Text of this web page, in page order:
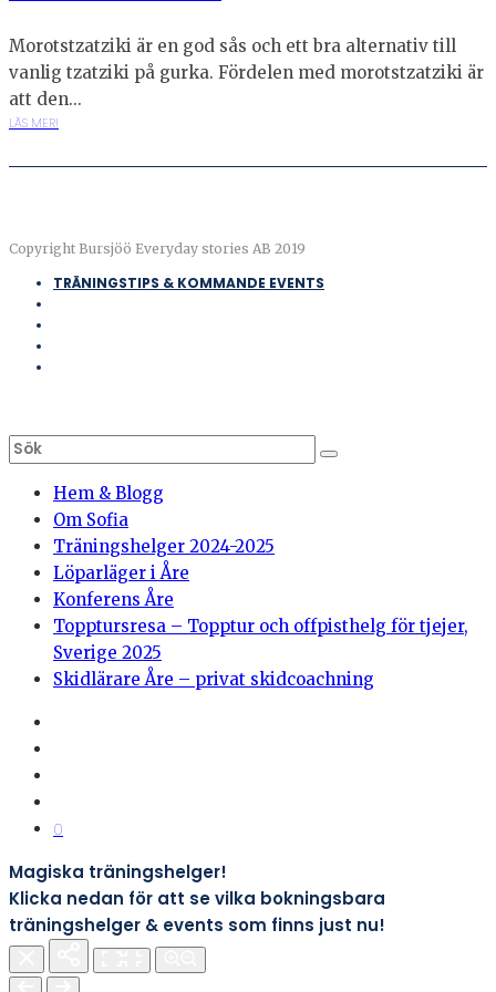
Morotstzatziki är en god sås och ett bra alternativ till
vanlig tzatziki på gurka. Fördelen med morotstzatziki är
att den...
LÄS MER!
Copyright Bursjöö Everyday stories AB 2019
TRÄNINGSTIPS & KOMMANDE EVENTS
Hem & Blogg
Om Sofia
Träningshelger 2024-2025
Löparläger i Åre
Konferens Åre
Topptursresa – Topptur och offpisthelg för tjejer,
Sverige 2025
Skidlärare Åre – privat skidcoachning
0
Magiska träningshelger!
Klicka nedan för att se vilka bokningsbara
träningshelger & events som finns just nu!